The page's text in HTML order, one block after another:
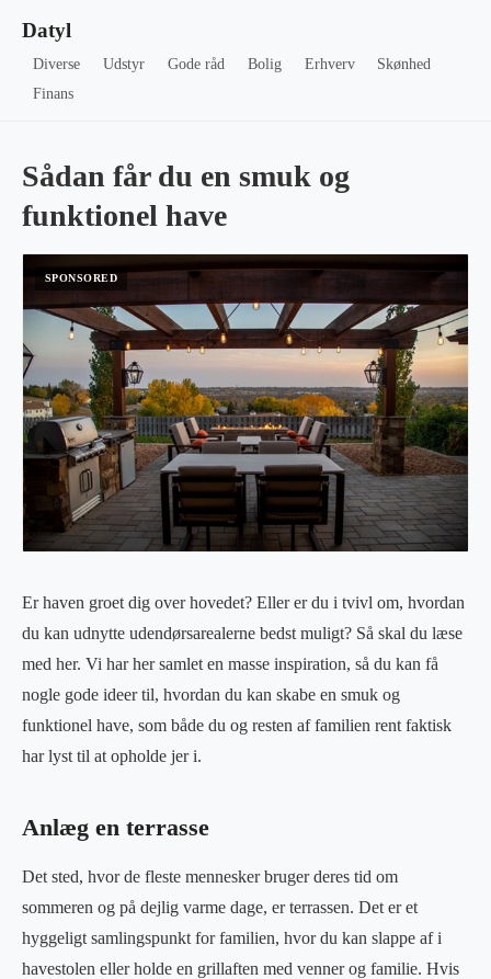
Datyl
Diverse Udstyr Gode råd Bolig Erhverv
Skønhed
Finans
Sådan får du en smuk og
funktionel have
Er haven groet dig over hovedet? Eller er du i tvivl om, hvordan
du kan udnytte udendørsarealerne bedst muligt? Så skal du læse
med her. Vi har her samlet en masse inspiration, så du kan få
nogle gode ideer til, hvordan du kan skabe en smuk og
funktionel have, som både du og resten af familien rent faktisk
har lyst til at opholde jer i.
Anlæg en terrasse
Det sted, hvor de fleste mennesker bruger deres tid om
sommeren og på dejlig varme dage, er terrassen. Det er et
hyggeligt samlingspunkt for familien, hvor du kan slappe af i
havestolen eller holde en grillaften med venner og familie. Hvis